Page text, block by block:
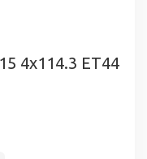
4x114.3 ET44